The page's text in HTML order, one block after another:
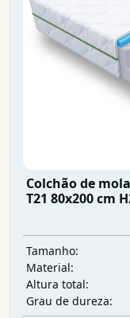
Colchão de
T21 80x200 cm
Tamanho:
Material:
Altura total:
Grau de dureza: